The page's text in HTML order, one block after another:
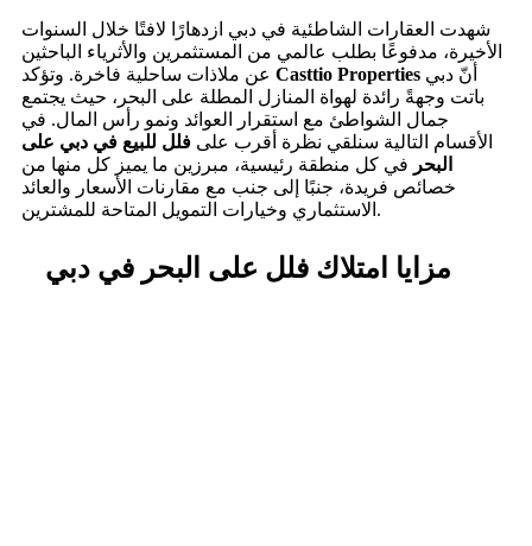
شهدت العقارات الشاطئية في دبي ازدهارًا لافتًا خلال السنوات
الأخيرة، مدفوعًا بطلب عالمي من المستثمرين والأثرياء الباحثين
Casttio Properties
باتت وجهةً رائدة لهواة المنازل المطلة على البحر، حيث يجتمع
جمال الشواطئ مع استقرار العوائد ونمو رأس المال. في
الأقسام التالية سنلقي نظرة أقرب على فلل للبيع في دبي على
البحر في كل منطقة رئيسية، مبرزين ما يميز كل منها من
خصائص فريدة، جنبًا إلى جنب مع مقارنات الأسعار والعائد
الاستثماري وخيارات التمويل المتاحة للمشترين.
مزايا امتلاك فلل على البحر في دبي